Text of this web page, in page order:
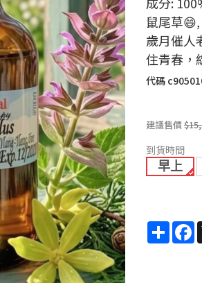
鼠尾草
歲月催人
住青春，
代碼
建議售價
到貨時間
早上
Share